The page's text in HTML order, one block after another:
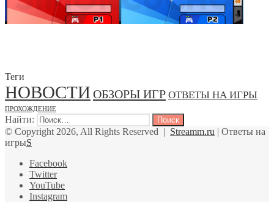
Теги
НОВОСТИ ОБЗОРЫ ИГР ОТВЕТЫ НА ИГРЫ
ПРОХОЖДЕНИЕ
Найти:
© Copyright 2026, All Rights Reserved | Streamm.ru | Ответы на
игрыS
Facebook
Twitter
YouTube
Instagram